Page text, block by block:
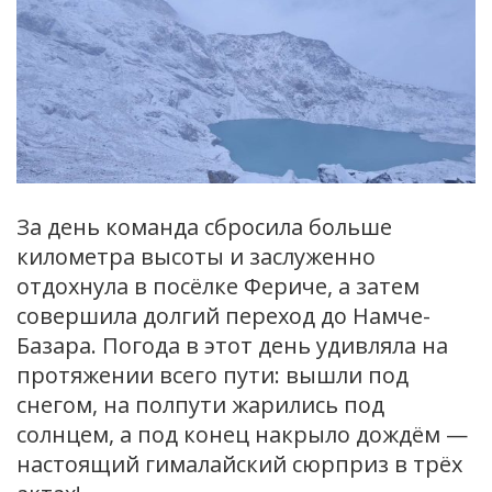
За день команда сбросила больше
километра высоты и заслуженно
отдохнула в посёлке Фериче, а затем
совершила долгий переход до Намче-
Базара. Погода в этот день удивляла на
протяжении всего пути: вышли под
снегом, на полпути жарились под
солнцем, а под конец накрыло дождём —
настоящий гималайский сюрприз в трёх